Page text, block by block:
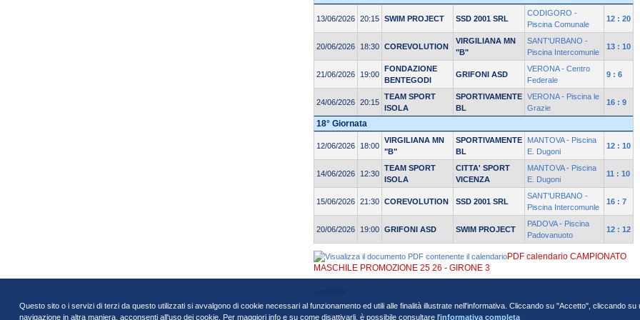
13/06/2026 20:15 SWIM PROJECT SSD 2001 SRL
CODIGORO -
Piscina Comunale
12 : 20
20/06/2026 18:30 COREVOLUTION
VIRGILIANA MN
"B"
SANT'URBANO -
Piscina Intercomunle
13 : 10
21/06/2026 19:00
FONDAZIONE
BENTEGODI
GRIFONI ASD
VERONA - Centro
Federale
9 : 6
24/06/2026 20:15
TEAM SPORT
ISOLA
SPORTIVAMENTE
BL
VERONA - Piscina le
Grazie
16 : 9
18° Giornata
12/06/2026 18:00
VIRGILIANA MN
"B"
SPORTIVAMENTE
BL
MANTOVA - Piscina
E. Dugoni
12 : 10
14/06/2026 12:30
TEAM SPORT
ISOLA
CITTA' SPORT
VICENZA
MANTOVA - Piscina
E. Dugoni
11 : 10
15/06/2026 21:30 COREVOLUTION SSD 2001 SRL
SANT'URBANO -
Piscina Intercomunle
16 : 7
20/06/2026 19:00 GRIFONI ASD SWIM PROJECT
PADOVA - Piscina
Padovanuoto
12 : 12
PDF calendario CAMPIONATO
MASCHILE PROMOZIONE 25 26 - GIRONE 3
Questo sito o i servizi di terzi da questo utilizzati si avvalgono di cookie necessari al funzionamento ed utili alle finalità illustrate nell'informativa. Cliccando su "Accetto", cliccando su
navigazione in altra maniera, acconsenti all'uso dei cookie. Per maggiori info e su come disattivarli, è possibile consultare l'informativa completa